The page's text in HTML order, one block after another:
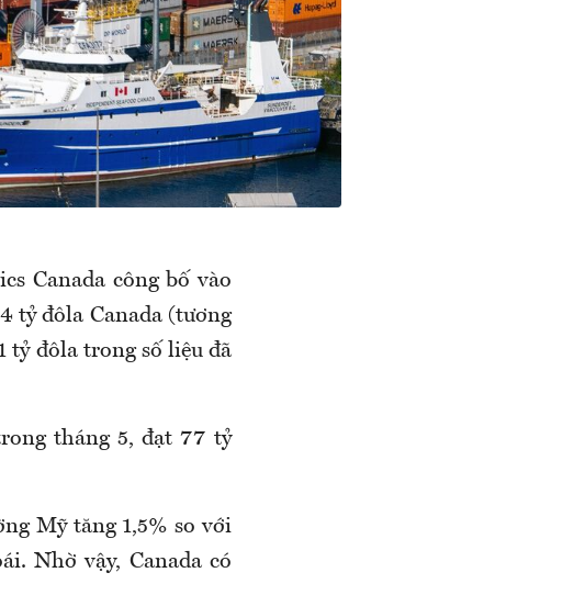
Canada công bố vào
tỷ đôla Canada (tương
tỷ đôla trong số liệu đã
tháng 5, đạt 77 tỷ
Mỹ tăng 1,5% so với
Nhờ vậy, Canada có